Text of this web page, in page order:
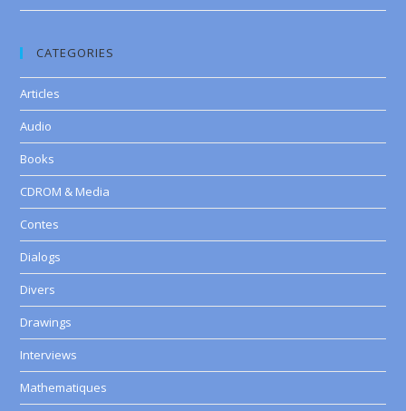
CATEGORIES
Articles
Audio
Books
CDROM & Media
Contes
Dialogs
Divers
Drawings
Interviews
Mathematiques